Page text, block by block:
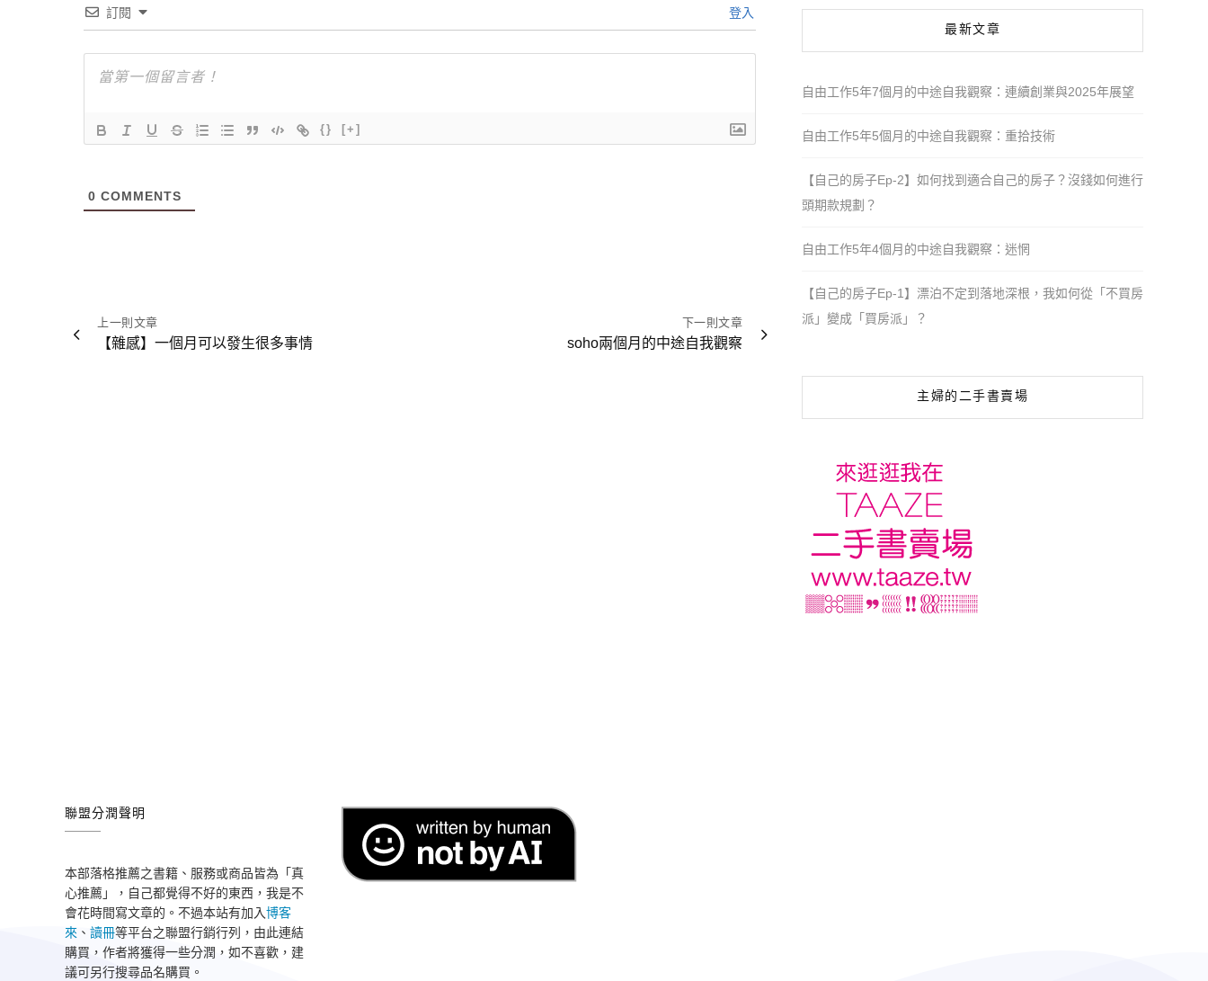
訂閱 登入
{} [+]
0 COMMENTS
文
上一則文章
【雜感】一個月可以發生很多事情
下一則文章
soho兩個月的中途自我觀察
最新文章
自由工作5年7個月的中途自我觀察：連續創業與2025年展望
自由工作5年5個月的中途自我觀察：重拾技術
【自己的房子Ep-2】如何找到適合自己的房子？沒錢如何進行
頭期款規劃？
自由工作5年4個月的中途自我觀察：迷惘
【自己的房子Ep-1】漂泊不定到落地深根，我如何從「不買房
派」變成「買房派」？
主婦的二手書賣場
聯盟分潤聲明
本部落格推薦之書籍、服務或商品皆為「真
心推薦」，自己都覺得不好的東西，我是不
會花時間寫文章的。不過本站有加入博客
來 、 讀冊等平台之聯盟行銷行列，由此連結
購買，作者將獲得一些分潤，如不喜歡，建
議可另行搜尋品名購買。